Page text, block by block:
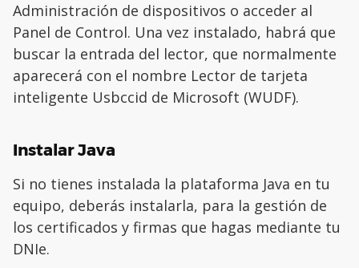
Administración de dispositivos o acceder al
Panel de Control. Una vez instalado, habrá que
buscar la entrada del lector, que normalmente
aparecerá con el nombre Lector de tarjeta
inteligente Usbccid de Microsoft (WUDF).
Instalar Java
Si no tienes instalada la plataforma Java en tu
equipo, deberás instalarla, para la gestión de
los certificados y firmas que hagas mediante tu
DNIe.